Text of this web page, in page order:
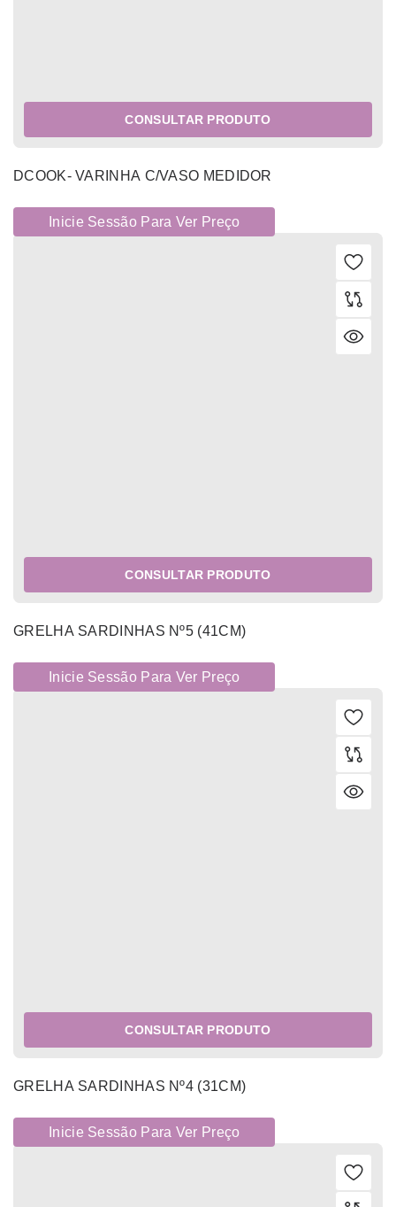
CONSULTAR PRODUTO
DCOOK- VARINHA C/VASO MEDIDOR
Inicie Sessão Para Ver Preço
CONSULTAR PRODUTO
GRELHA SARDINHAS Nº5 (41CM)
Inicie Sessão Para Ver Preço
CONSULTAR PRODUTO
GRELHA SARDINHAS Nº4 (31CM)
Inicie Sessão Para Ver Preço